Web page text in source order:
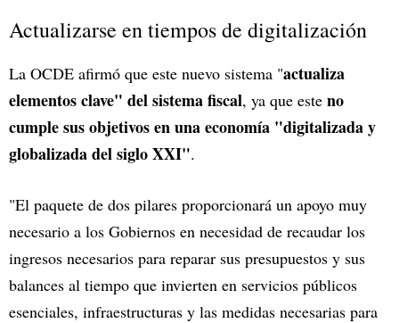
Actualizarse en tiempos de digitalización
La OCDE afirmó que este nuevo sistema "actualiza
elementos clave" del sistema fiscal, ya que este no
cumple sus objetivos en una economía "digitalizada y
globalizada del siglo XXI".
"El paquete de dos pilares proporcionará un apoyo muy
necesario a los Gobiernos en necesidad de recaudar los
ingresos necesarios para reparar sus presupuestos y sus
balances al tiempo que invierten en servicios públicos
esenciales, infraestructuras y las medidas necesarias para